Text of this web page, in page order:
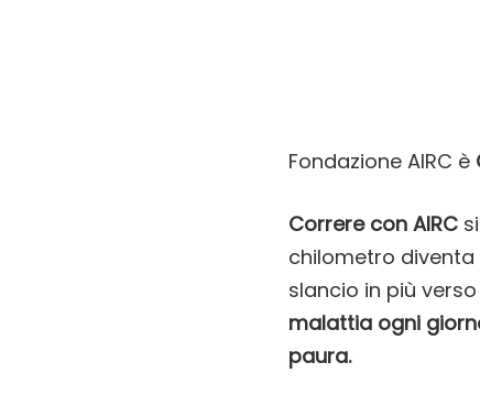
Fondazione AIRC è
Correre con AIRC
chilometro
slancio in più
malattia ogni
paura.